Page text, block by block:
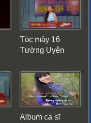
Tóc mây 16
Tường Uyên
Album ca sĩ